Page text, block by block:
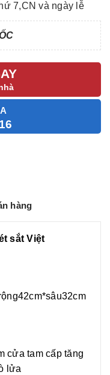
7,CN và ngày lễ
hàng
sắt Việt
cửa tam cấp tăng
lửa